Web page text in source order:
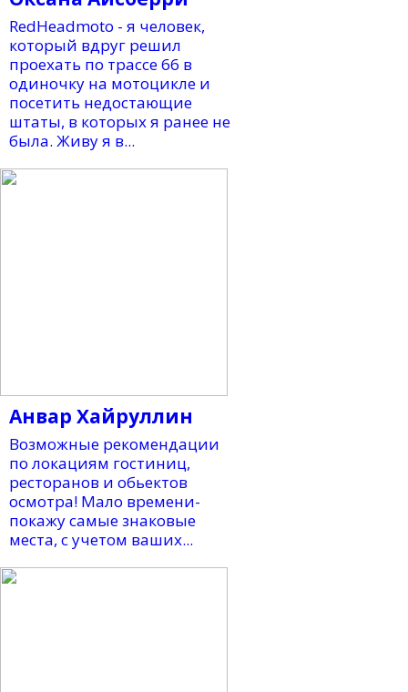
RedHeadmoto - я человек,
который вдруг решил
проехать по трассе 66 в
одиночку на мотоцикле и
посетить недостающие
штаты, в которых я ранее не
была. Живу я в...
Анвар Хайруллин
Возможные рекомендации
по локациям гостиниц,
ресторанов и обьектов
осмотра! Мало времени-
покажу самые знаковые
места, с учетом ваших...